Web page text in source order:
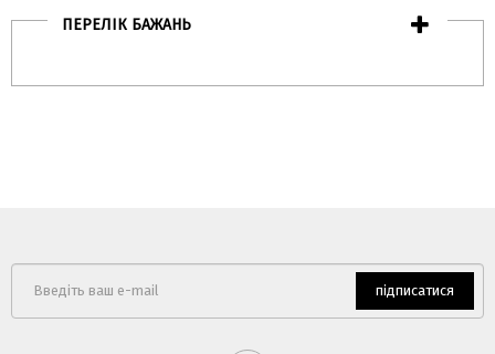
ПЕРЕЛІК БАЖАНЬ
підписатися